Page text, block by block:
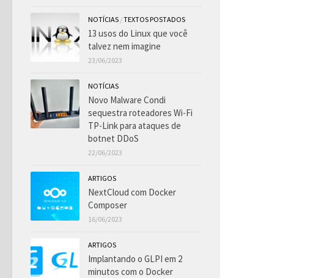
NOTÍCIAS /TEXTOS POSTADOS
13 usos do Linux que você
talvez nem imagine
23/06/2023
NOTÍCIAS
Novo Malware Condi
sequestra roteadores Wi-Fi
TP-Link para ataques de
botnet DDoS
22/06/2023
ARTIGOS
NextCloud com Docker
Composer
16/06/2023
ARTIGOS
Implantando o GLPI em 2
minutos com o Docker